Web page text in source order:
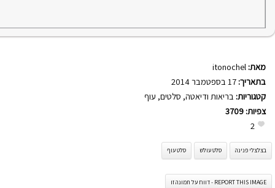
מאת: itonochel
בתאריך:
קטגוריות: בריאות ודיאטה, סלטים, עוף
צפיות: 3709
2
בצלצלי פנינה סלט עולש סלט עוף
REPORT THIS IMAGE - דווח על תמונה זו